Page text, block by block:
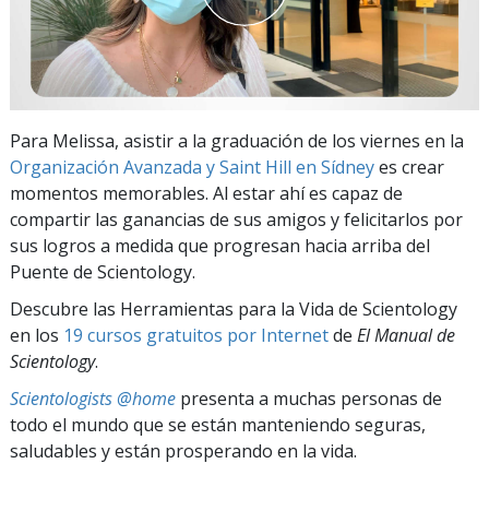
Para Melissa, asistir a la graduación de los viernes en la
Organización Avanzada y Saint Hill en Sídneyes crear
momentos memorables. Al estar ahí es capaz de
compartir las ganancias de sus amigos y felicitarlos por
sus logros a medida que progresan hacia arriba del
Puente de Scientology.
Descubre las Herramientas para la Vida de Scientology
en los 19 cursos gratuitos por Internetde El Manual de
Scientology.
Scientologists @home presenta a muchas personas de
todo el mundo que se están manteniendo seguras,
saludables y están prosperando en la vida.